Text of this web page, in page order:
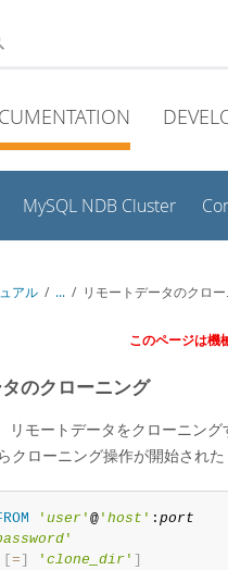
MySQL NDB Cluster
アル / ... / リモートデータのクロ
このページは機
のクローニング
リモートデータをクローニン
クローニング操作が開始され
' user' @' host ' : port
'
[=] ' clone_dir' ]